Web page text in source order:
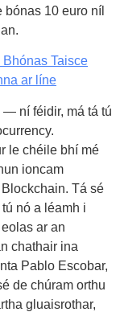
10 euro níl
Taisce
ar líne
— ní féidir, má tá tú
le chéile bhí mé
ioncam
Tá sé
nó a léamh i
ar an
chathair ina
Pablo Escobar,
de chúram orthu
gluaisrothar,